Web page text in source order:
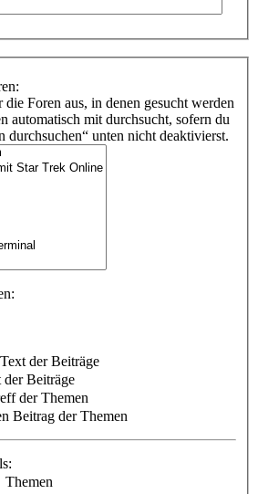
Foren aus, in denen gesucht werden
automatisch mit durchsucht, sofern du
durchsuchen“ unten nicht deaktivierst.
der Beiträge
Beiträge
der Themen
Beitrag der Themen
Themen